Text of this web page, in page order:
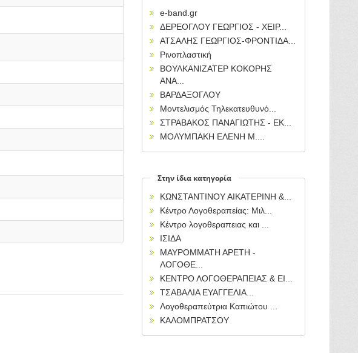
e-band.gr
ΔΕΡΕΟΓΛΟΥ ΓΕΩΡΓΙΟΣ - ΧΕΙΡ...
ΑΤΣΑΛΗΣ ΓΕΩΡΓΙΟΣ-ΦΡΟΝΤΙΔΑ...
Ρινοπλαστική
ΒΟΥΛΚΑΝΙΖΑΤΕΡ ΚΟΚΟΡΗΣ
ΑΝΑ...
ΒΑΡΔΑΞΟΓΛΟΥ
Μοντελισμός Τηλεκατευθυνό...
ΣΤΡΑΒΑΚΟΣ ΠΑΝΑΓΙΩΤΗΣ - ΕΚ...
ΜΟΛΥΜΠΑΚΗ ΕΛΕΝΗ Μ....
Στην ίδια κατηγορία
ΚΩΝΣΤΑΝΤΙΝΟΥ ΑΙΚΑΤΕΡΙΝΗ &...
Κέντρο Λογοθεραπείας: Μιλ...
Κέντρο λογοθεραπειας και ...
ΙΣΙΔΑ
ΜΑΥΡΟΜΜΑΤΗ ΑΡΕΤΗ -
ΛΟΓΟΘΕ...
ΚΕΝΤΡΟ ΛΟΓΟΘΕΡΑΠΕΙΑΣ & ΕΙ...
ΤΣΑΒΑΛΙΑ ΕΥΑΓΓΕΛΙΑ...
Λογοθεραπεύτρια Καπιώτου ...
ΚΑΛΟΜΠΡΑΤΣΟΥ